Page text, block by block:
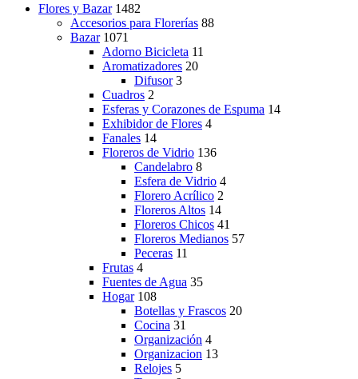
Flores y Bazar 1482
Accesorios para Florerías 88
Bazar 1071
Adorno Bicicleta 11
Aromatizadores 20
Difusor 3
Cuadros 2
Esferas y Corazones de Espuma 14
Exhibidor de Flores 4
Fanales 14
Floreros de Vidrio 136
Candelabro 8
Esfera de Vidrio 4
Florero Acrílico 2
Floreros Altos 14
Floreros Chicos 41
Floreros Medianos 57
Peceras 11
Frutas 4
Fuentes de Agua 35
Hogar 108
Botellas y Frascos 20
Cocina 31
Organización 4
Organizacion 13
Relojes 5